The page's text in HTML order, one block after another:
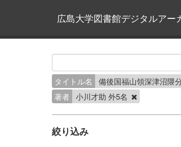
広島大学図書館デジタルアー
タイトル名
備後国福山領深津沼隈
著者
小川才助 外5名
絞り込み